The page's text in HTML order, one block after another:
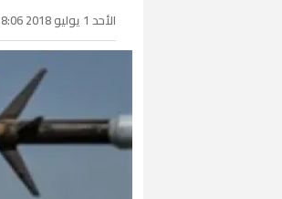
الأحد 1 يوليو 2018 14:18:06